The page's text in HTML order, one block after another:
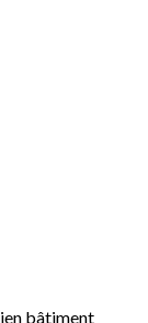
bâtiment